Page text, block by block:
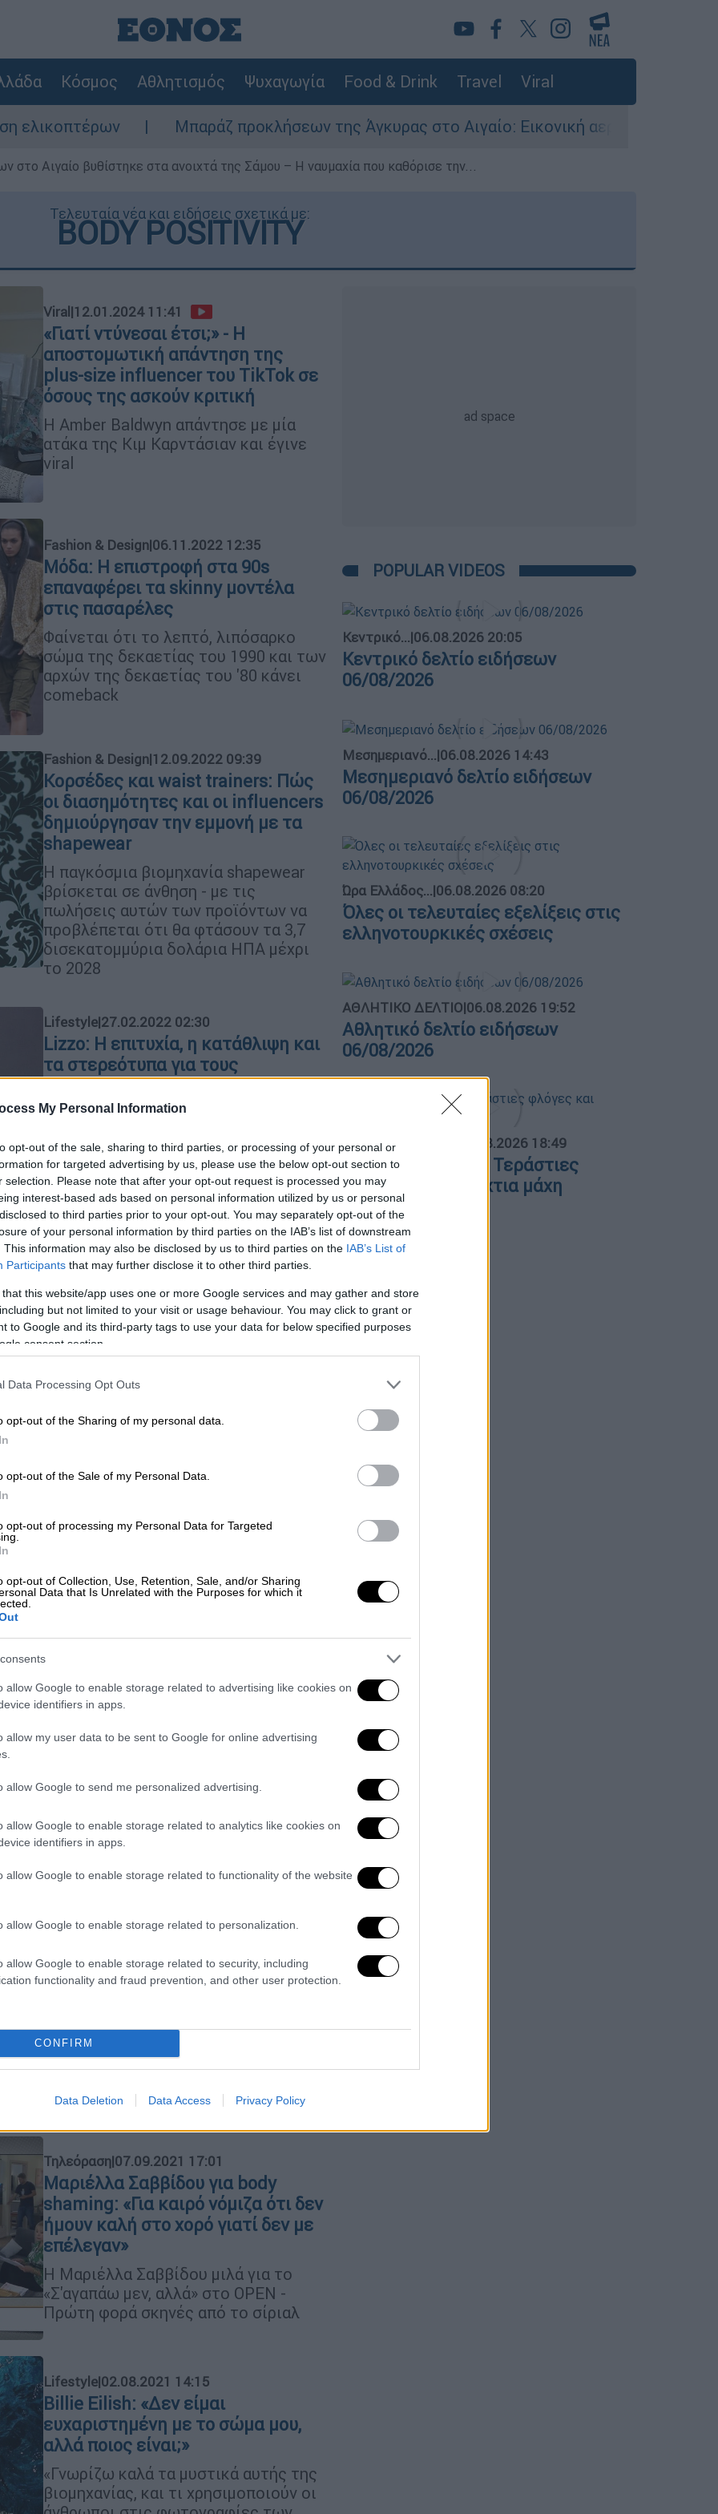
My Personal Information
opt-out of the sale, sharing to third parties, or processing of your personal or
for targeted advertising by us, please use the below opt-out section to
selection. Please note that after your opt-out request is processed you may
interest-based ads based on personal information utilized by us or personal
to third parties prior to your opt-out. You may separately opt-out of the
of your personal information by third parties on the IAB’s list of downstream
This information may also be disclosed by us to third parties on the IAB’s List of
Participants that may further disclose it to other third parties.
that this website/app uses one or more Google services and may gather and store
but not limited to your visit or usage behaviour. You may click to grant or
to Google and its third-party tags to use your data for below specified purposes
consent section.
Data Processing Opt Outs
opt-out of the Sharing of my personal data.
opt-out of the Sale of my Personal Data.
opt-out of processing my Personal Data for Targeted
opt-out of Collection, Use, Retention, Sale, and/or Sharing
Data that Is Unrelated with the Purposes for which it
allow Google to enable storage related to advertising like cookies on
identifiers in apps.
allow my user data to be sent to Google for online advertising
allow Google to send me personalized advertising.
allow Google to enable storage related to analytics like cookies on
identifiers in apps.
allow Google to enable storage related to functionality of the website
allow Google to enable storage related to personalization.
allow Google to enable storage related to security, including
functionality and fraud prevention, and other user protection.
CONFIRM
Data Deletion Data Access Privacy Policy
Κόσμος Αθλητισμός Ψυχαγωγία Food & Drink Travel Viral
Μπαράζ προκλήσεων της Άγκυρας στο Αιγαίο: Εικονική αερομαχία ανάμεσα σε ελληνικά
στο Αιγαίο βυθίστηκε στα ανοιχτά της Σάμου – Η ναυμαχία που καθόρισε την...
Τελευταία νέα και ειδήσεις σχετικά με:
BODY POSITIVITY
Viral|12.01.2024 11:41
«Γιατί ντύνεσαι έτσι;» - Η
αποστομωτική απάντηση της
plus-size influencer του TikTok σε
όσους της ασκούν κριτική
Η Amber Baldwyn απάντησε με μία
ατάκα της Κιμ Καρντάσιαν και έγινε
viral
Fashion & Design|06.11.2022 12:35
Μόδα: Η επιστροφή στα 90s
επαναφέρει τα skinny μοντέλα
στις πασαρέλες
Φαίνεται ότι το λεπτό, λιπόσαρκο
σώμα της δεκαετίας του 1990 και των
αρχών της δεκαετίας του '80 κάνει
comeback
Fashion & Design|12.09.2022 09:39
Κορσέδες και waist trainers: Πώς
οι διασημότητες και οι influencers
δημιούργησαν την εμμονή με τα
shapewear
Η παγκόσμια βιομηχανία shapewear
βρίσκεται σε άνθηση - με τις
πωλήσεις αυτών των προϊόντων να
προβλέπεται ότι θα φτάσουν τα 3,7
δισεκατομμύρια δολάρια ΗΠΑ μέχρι
το 2028
Lifestyle|27.02.2022 02:30
Lizzo: Η επιτυχία, η κατάθλιψη και
τα στερεότυπα για τους
μεγαλόσωμους - «Μας
περιγράφουν ως τεμπέληδες»
τραγουδίστρια Lizzo, πόζαρε στο
εξώφυλο του Variety και μίλησε για
τα στερεότυπα και τη μουσική της
Μουσική|11.01.2022 01:30
«Νηφάλιος είναι ο μόνος τρόπος
για να είσαι... νηφάλιος» λέει η
Ντέμι Λοβάτο, βγαίνοντας από
κέντρο απεξάρτησης
Σύμφωνα με το περιοδικό People η
τραγουδίστρια Ντέμι Λοβάτο έχει
είναι... νηφάλια!
Έλενα Παπαρίζου: «Οι γυναίκες
Το σχόλιο για τα κιλά και τα
«Αντί να γινόμαστε καλύτεροι
συνάνθρωποι, ασχολούμαστε με το αν
παραπάνω κιλά» είπε η Έλενα
Παπαρίζου και έδωσε το δικό της
Ο Τάσος Ξιαρχό συναντήθηκε με
κιλά της - Συγγνώμη, γέλια και
Τέλος καλό, όλα καλά για τον Τάσο
Μέρι Παπά και τη συνάντησε μετά τον
Tara Reid: Ανησύχησε η
μεταβολισμό»
Μια ανάρτηση στο Instagram
Ριντ
Τηλεόραση|07.09.2021 17:01
Μαριέλλα Σαββίδου για body
shaming: «Για καιρό νόμιζα ότι δεν
ήμουν καλή στο χορό γιατί δεν με
επέλεγαν»
Η Μαριέλλα Σαββίδου μιλά για το
«Σ'αγαπάω μεν, αλλά» στο OPEN -
Πρώτη φορά σκηνές από το σίριαλ
Lifestyle|02.08.2021 14:15
Billie Eilish: «Δεν είμαι
ευχαριστημένη με το σώμα μου,
αλλά ποιος είναι;»
«Γνωρίζω καλά τα μυστικά αυτής της
βιομηχανίας, και τι χρησιμοποιούν οι
POPULAR VIDEOS
Κεντρικό...|06.08.2026 20:05
Κεντρικό δελτίο ειδήσεων
06/08/2026
Μεσημεριανό...|06.08.2026 14:43
Μεσημεριανό δελτίο ειδήσεων
06/08/2026
Ώρα Ελλάδος...|06.08.2026 08:20
Όλες οι τελευταίες εξελίξεις στις
ελληνοτουρκικές σχέσεις
ΑΘΛΗΤΙΚΟ ΔΕΛΤΙΟ|06.08.2026 19:52
Αθλητικό δελτίο ειδήσεων
06/08/2026
ΑΠΟΣΠΑΣΜΑΤΑ... 06.08.2026 18:49
Φωτιά στη Σκύρο: Τεράστιες
φλόγες και ολονύχτια μάχη